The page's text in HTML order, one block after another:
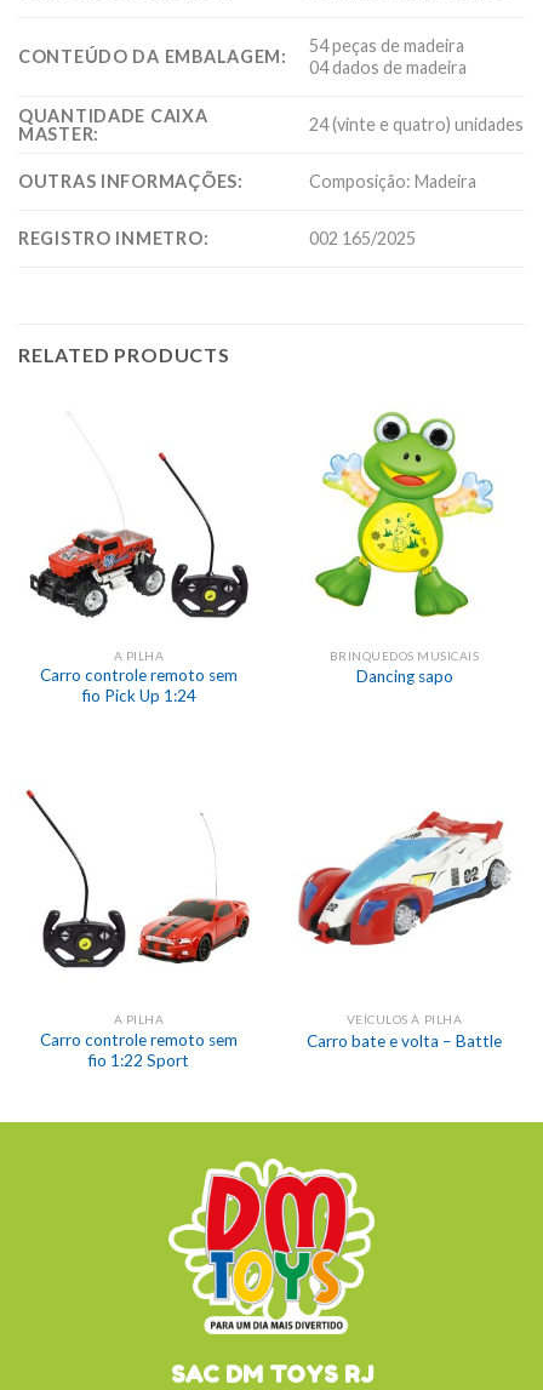
CONTEÚDO DA EMBALAGEM:
54 peças de madeira
04 dados de madeira
QUANTIDADE CAIXA
MASTER:
24 (vinte e quatro) unidades
OUTRAS INFORMAÇÕES: Composição: Madeira
REGISTRO INMETRO: 002 165/2025
RELATED PRODUCTS
A PILHA
Carro controle remoto sem
fio Pick Up 1:24
BRINQUEDOS MUSICAIS
Dancing sapo
A PILHA
Carro controle remoto sem
fio 1:22 Sport
VEÍCULOS À PILHA
Carro bate e volta – Battle
SAC DM TOYS RJ